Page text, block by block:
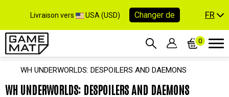
Livraison vers USA (USD) Changer de FR
0
WH UNDERWORLDS: DESPOILERS AND DAEMONS
WH UNDERWORLDS: DESPOILERS AND DAEMONS